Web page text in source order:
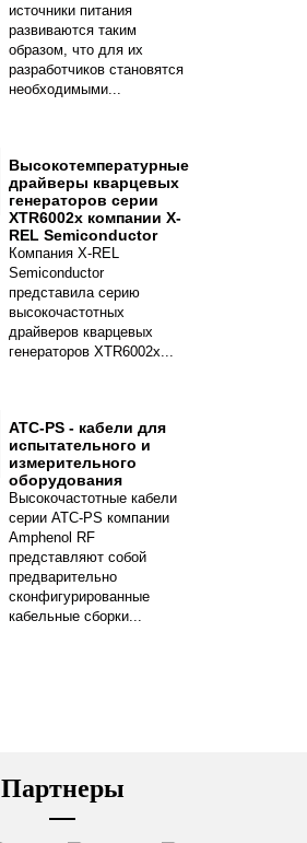
источники питания
развиваются таким
образом, что для их
разработчиков становятся
необходимыми...
Высокотемпературные
драйверы кварцевых
генераторов серии
XTR6002x компании X-
REL Semiconductor
Компания X-REL
Semiconductor
представила серию
высокочастотных
драйверов кварцевых
генераторов XTR6002x...
ATC-PS - кабели для
испытательного и
измерительного
оборудования
Высокочастотные кабели
серии ATC-PS компании
Amphenol RF
представляют собой
предварительно
сконфигурированные
кабельные сборки...
Партнеры